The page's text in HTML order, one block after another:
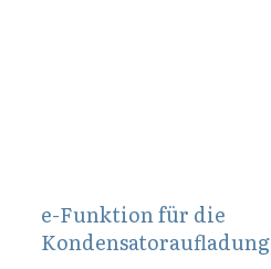
e-Funktion für die
Kondensatoraufladung